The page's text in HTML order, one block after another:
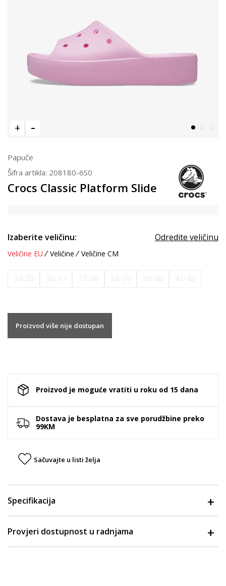
Papuče
Šifra artikla: 208180-6S0
Crocs Classic Platform Slide
Izaberite veličinu: Odredite veličinu
Veličine EU Veličine Veličine CM
Proizvod više nije dostupan
Proizvod je moguće vratiti u roku od 15 dana
Dostava je besplatna za sve porudžbine preko
99KM
Sačuvajte u listi želja
Specifikacija
Provjeri dostupnost u radnjama